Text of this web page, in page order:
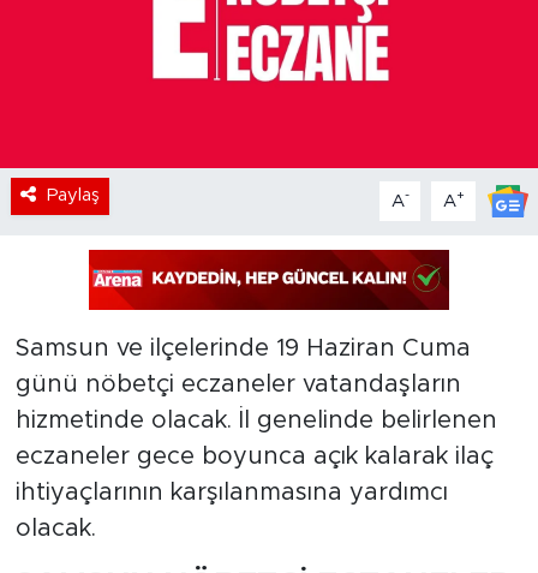
Paylaş A- A+
Samsun ve ilçelerinde 19 Haziran Cuma
günü nöbetçi eczaneler vatandaşların
hizmetinde olacak. İl genelinde belirlenen
eczaneler gece boyunca açık kalarak ilaç
ihtiyaçlarının karşılanmasına yardımcı
olacak.